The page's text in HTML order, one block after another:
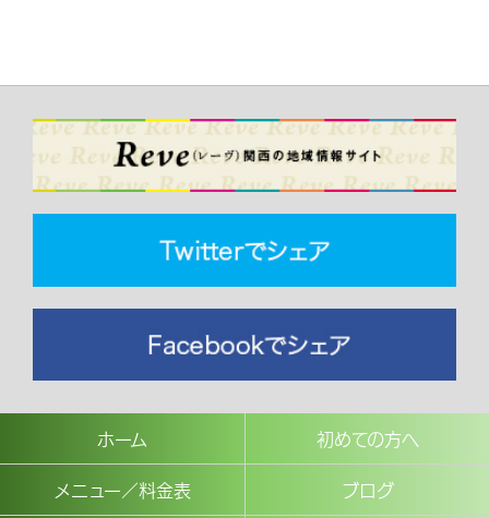
ホーム
初めての方へ
メニュー／料金表
ブログ